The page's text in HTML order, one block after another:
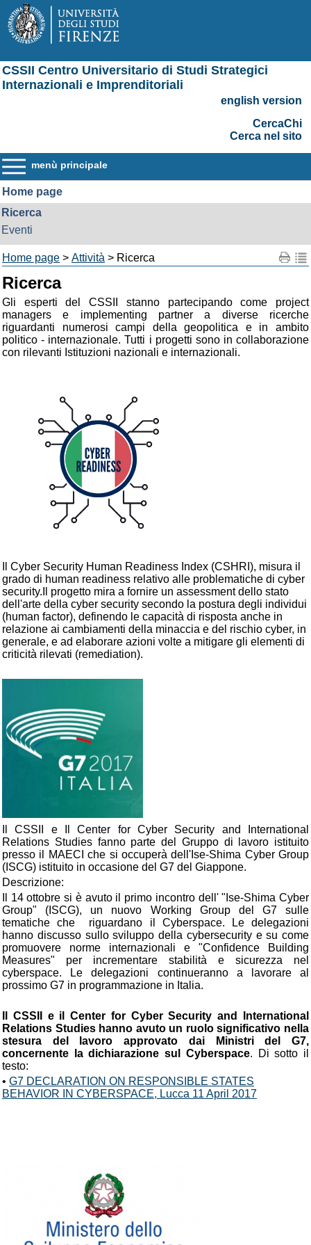
CSSII Centro Universitario di Studi Strategici
Internazionali e Imprenditoriali
english version
CercaChi
Cerca nel sito
menù principale
Home page
Ricerca
Eventi
Home page > Attività > Ricerca
Ricerca
Gli esperti del CSSII stanno partecipando come project
managers e implementing partner a diverse ricerche
riguardanti numerosi campi della geopolitica e in ambito
politico - internazionale. Tutti i progetti sono in collaborazione
con rilevanti Istituzioni nazionali e internazionali.
Il Cyber Security Human Readiness Index (CSHRI), misura il
grado di human readiness relativo alle problematiche di cyber
security.Il progetto mira a fornire un assessment dello stato
dell'arte della cyber security secondo la postura degli individui
(human factor), definendo le capacità di risposta anche in
relazione ai cambiamenti della minaccia e del rischio cyber, in
generale, e ad elaborare azioni volte a mitigare gli elementi di
criticità rilevati (remediation).
Il CSSII e Il Center for Cyber Security and International
Relations Studies fanno parte del Gruppo di lavoro istituito
presso il MAECI che si occuperà dell'Ise-Shima Cyber Group
(ISCG) istituito in occasione del G7 del Giappone.
Descrizione:
Il 14 ottobre si è avuto il primo incontro dell' "Ise-Shima Cyber
Group" (ISCG), un nuovo Working Group del G7 sulle
tematiche che riguardano il Cyberspace. Le delegazioni
hanno discusso sullo sviluppo della cybersecurity e su come
promuovere norme internazionali e "Confidence Building
Measures" per incrementare stabilità e sicurezza nel
cyberspace. Le delegazioni continueranno a lavorare al
prossimo G7 in programmazione in Italia.
Il CSSII e il Center for Cyber Security and International
Relations Studies hanno avuto un ruolo significativo nella
stesura del lavoro approvato dai Ministri del G7,
concernente la dichiarazione sul Cyberspace. Di sotto il
testo:
• G7 DECLARATION ON RESPONSIBLE STATES
BEHAVIOR IN CYBERSPACE, Lucca 11 April 2017